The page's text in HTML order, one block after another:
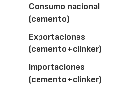
Consumo nacional
(cemento)
Exportaciones
(cemento+clínker)
Importaciones
(cemento+clínker)